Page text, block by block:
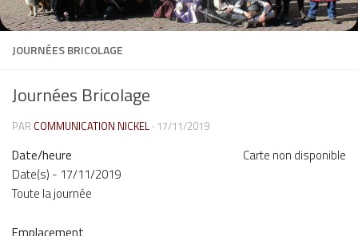
JOURNÉES BRICOLAGE
Journées Bricolage
PAR COMMUNICATION NICKEL · 17/11/2019
Carte non disponible
Date/heure
Date(s) - 17/11/2019
Toute la journée
Emplacement